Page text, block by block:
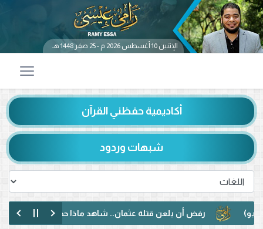
الإثنين 10 أغسطس 2026 م - 25 صفر 1448 هـ
أكاديمية حفظني القرآن
شبهات وردود
رفض أن يلعن قتلة عثمان.. شاهد ماذا حدث بين رامي عيسى